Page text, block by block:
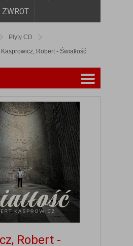
ZWROT
Płyty CD
Kasprowicz, Robert - Światłość
Robert -